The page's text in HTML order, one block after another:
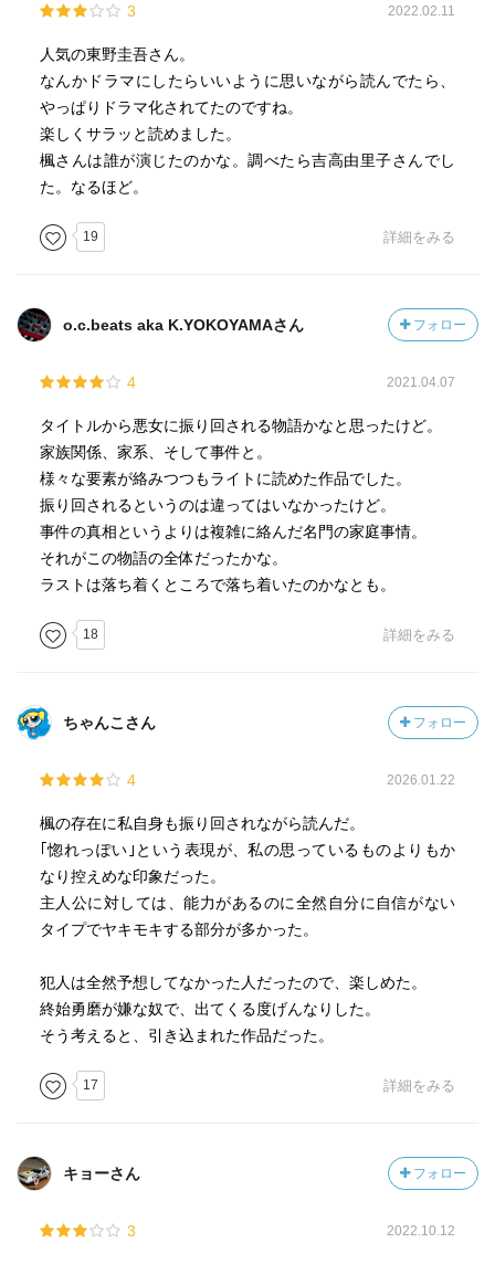
最も魅力的なフロンティアだと思ったからです。
りません。康之介の影響なんです」伯朗が初めて聞く話だ
った。思い返せば、これまで矢神家のことを何一つ知らな
いままだったのだ。
「人体実験の対象となった男性の妻と康治氏は結婚したわ
けですね」
「お義兄様、何事にも手順は必要です。
どんな事が起きても、決して後悔しないための手順です。
もしかすると明人君の行方を掴む事には繋がっていないの
でも、ただ待っているより、何かにぶつかっていくほう
が、あたしには向いているんです」
伯朗はぎくりとした。彼女は明人が帰ってこないことを覚
悟しているのだ。
そのための心の準備が、彼女のいう「手順」なのだ。
p473
だが口には出せなかった。いずれにせよ、彼女にとっては
「よくわかった、お勤めご苦労様でした」皮肉でなく、そ
う言った。大変な仕事だと思った。
矢神佐代：ゆきのさつき
兼岩憲三：中田譲治
矢神康之介：大塚芳忠
手島禎子：小山茉美
仁村香奈子：朴璐美
3 2022.02.11
人気の東野圭吾さん。
なんかドラマにしたらいいように思いながら読んでたら、
やっぱりドラマ化されてたのですね。
楽しくサラッと読めました。
楓さんは誰が演じたのかな。調べたら吉高由里子さんでし
た。なるほど。
19 詳細をみる
o.c.beats aka K.YOKOYAMAさん フォロー
4 2021.04.07
タイトルから悪女に振り回される物語かなと思ったけど。
家族関係、家系、そして事件と。
様々な要素が絡みつつもライトに読めた作品でした。
振り回されるというのは違ってはいなかったけど。
事件の真相というよりは複雑に絡んだ名門の家庭事情。
それがこの物語の全体だったかな。
ラストは落ち着くところで落ち着いたのかなとも。
18 詳細をみる
ちゃんこさん フォロー
4 2026.01.22
楓の存在に私自身も振り回されながら読んだ。
｢惚れっぽい｣という表現が、私の思っているものよりもか
なり控えめな印象だった。
主人公に対しては、能力があるのに全然自分に自信がない
タイプでヤキモキする部分が多かった。
犯人は全然予想してなかった人だったので、楽しめた。
終始勇磨が嫌な奴で、出てくる度げんなりした。
そう考えると、引き込まれた作品だった。
17 詳細をみる
キョーさん フォロー
3 2022.10.12